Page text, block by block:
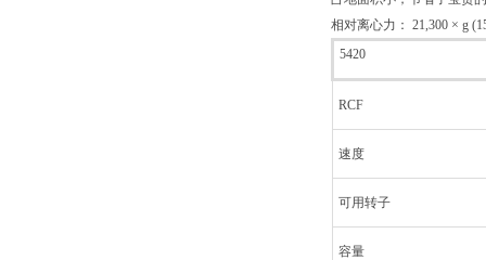
相对离心力： 21,300 × g
5420
RCF
速度
可用转子
容量